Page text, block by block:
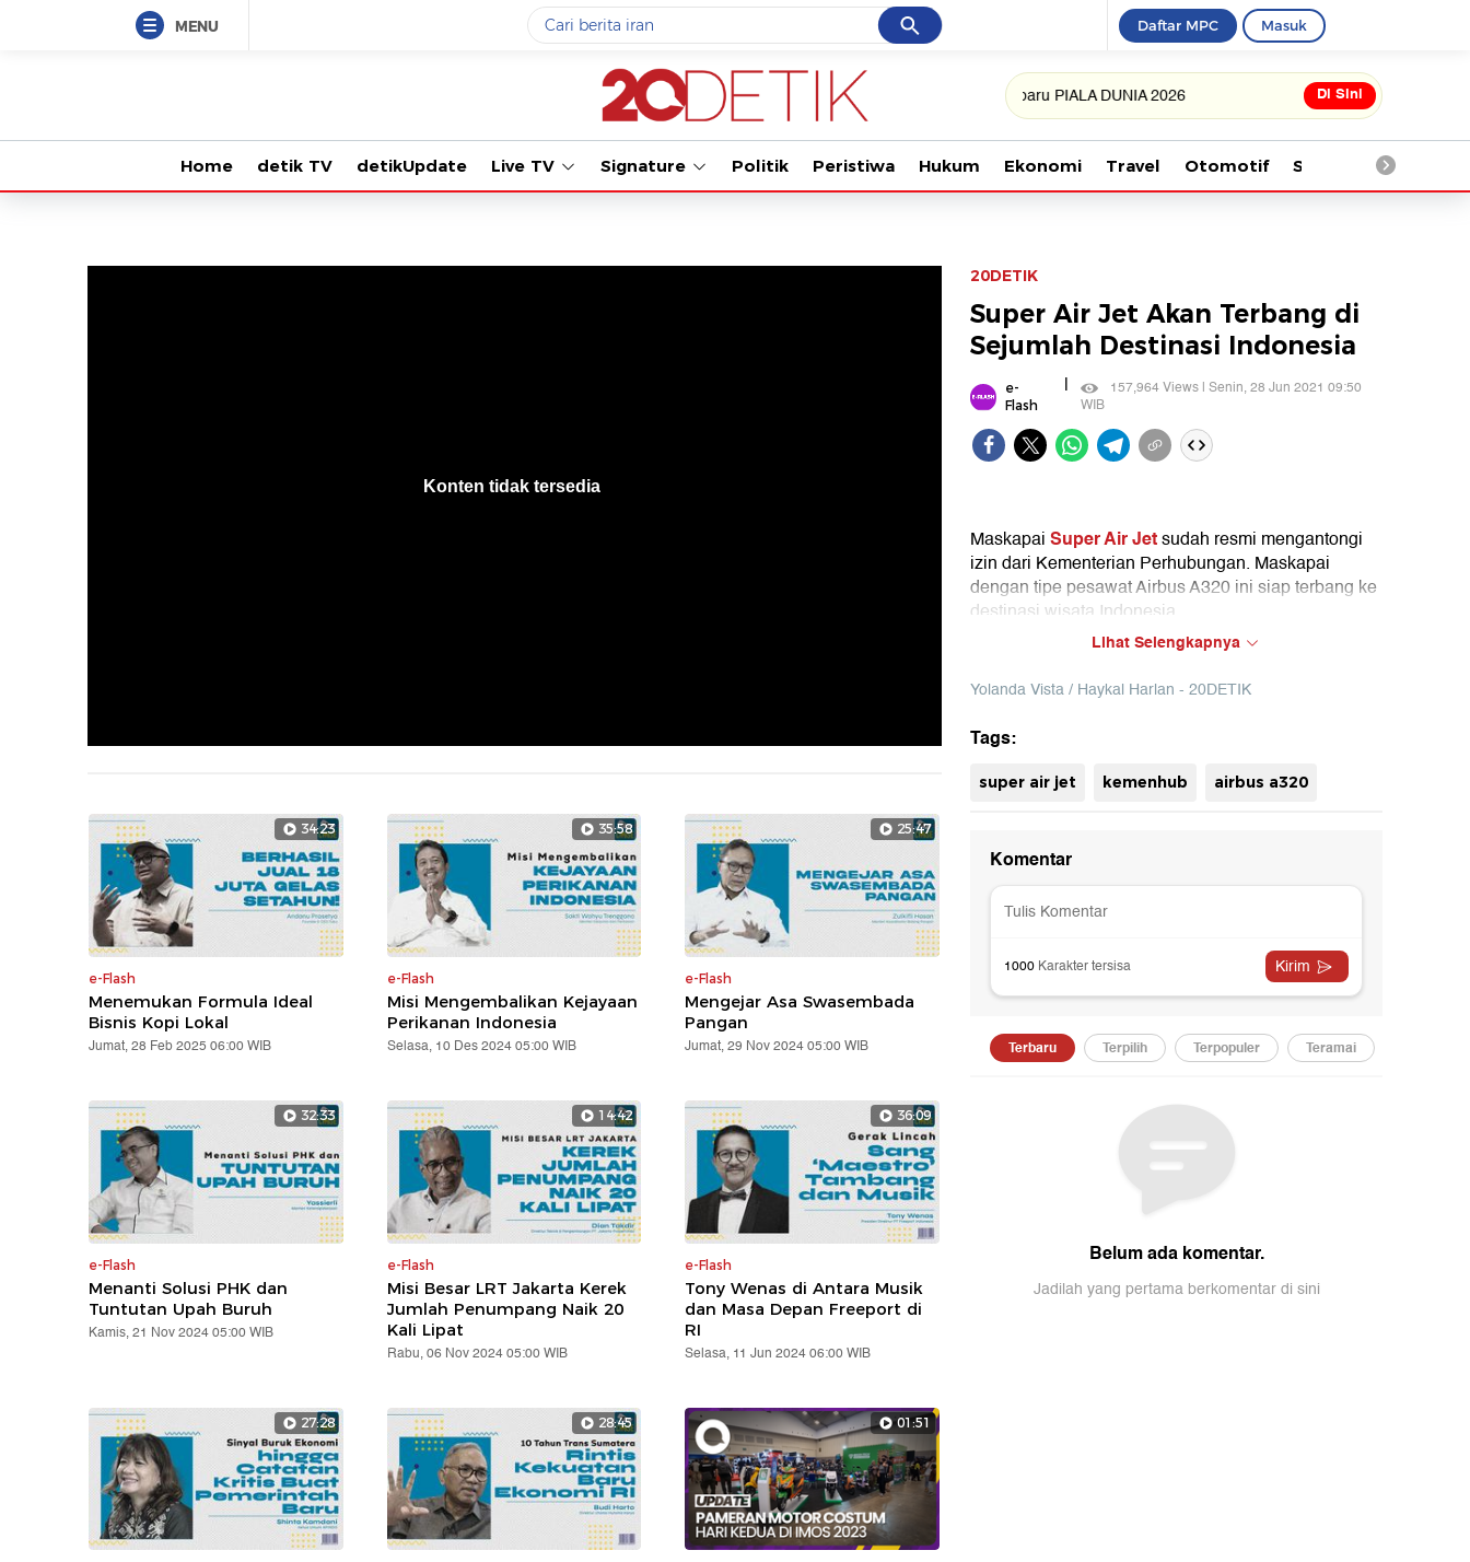
MENU Cancel
Yang sedang ramai dicari
gempa hari ini
#3iran
#5prabowo
Daftar MPC Masuk
Tonton kabar terbaru PIALA DUNIA 2026 Di Sini
Home detik TV detikUpdate Live TV Signature Politik Peristiwa Hukum Ekonomi Travel Otomotif Saintek
Konten tidak tersedia
34:23
e-Flash
Menemukan Formula Ideal
Bisnis Kopi Lokal
Jumat, 28 Feb 2025 06:00 WIB
35:58
e-Flash
Misi Mengembalikan Kejayaan
Perikanan Indonesia
Selasa, 10 Des 2024 05:00 WIB
25:47
e-Flash
Mengejar Asa Swasembada
Pangan
Jumat, 29 Nov 2024 05:00 WIB
32:33
e-Flash
Menanti Solusi PHK dan
Tuntutan Upah Buruh
Kamis, 21 Nov 2024 05:00 WIB
14:42
e-Flash
Misi Besar LRT Jakarta Kerek
Jumlah Penumpang Naik 20
Kali Lipat
Rabu, 06 Nov 2024 05:00 WIB
36:09
e-Flash
Tony Wenas di Antara Musik
dan Masa Depan Freeport di
RI
Selasa, 11 Jun 2024 06:00 WIB
27:28 28:45 01:51
20DETIK
Super Air Jet Akan Terbang di
Sejumlah Destinasi Indonesia
e-
Flash
|
157,964 Views | Senin, 28 Jun 2021 09:50
WIB
MaskapaiSuper Air Jetsudah resmi mengantongi
izin dari Kementerian Perhubungan. Maskapai
dengan tipe pesawat Airbus A320 ini siap terbang ke
destinasi wisata Indonesia.
Lihat Selengkapnya
Yolanda Vista / Haykal Harlan - 20DETIK
Tags:
super air jet kemenhub airbus a320